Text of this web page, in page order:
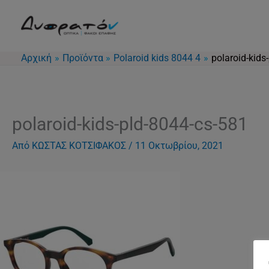
Αρχική
Προϊόντα Polaroid kids 8044 4 polaroid-
polaroid-kids-pld-8044-cs-581
Από ΚΩΣΤΑΣ ΚΟΤΣΙΦΑΚΟΣ / 11 Οκτωβρίου, 2021